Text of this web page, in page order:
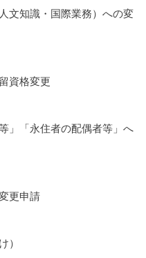
文知識・国際業務）への変
資格変更
」「永住者の配偶者等」へ
更申請
）